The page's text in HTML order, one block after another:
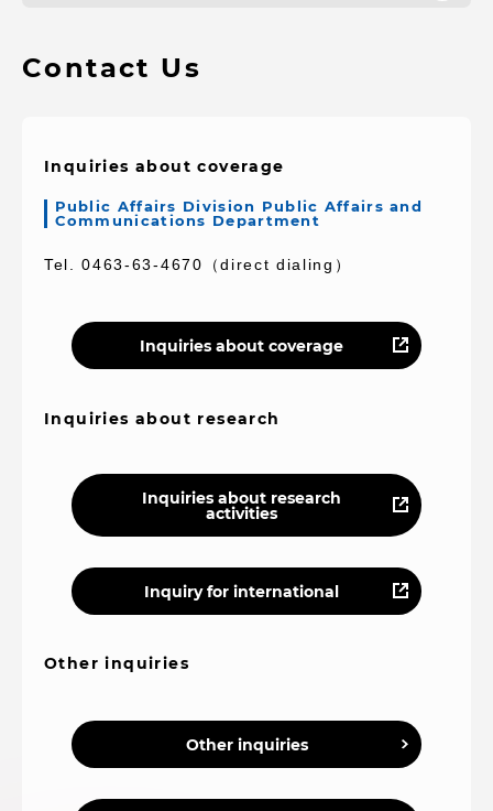
Contact Us
Inquiries about coverage
Public Affairs Division Public Affairs and
Communications Department
Tel. 0463-63-4670（direct dialing）
Inquiries about coverage
Inquiries about research
Inquiries about research
activities
Inquiry for international
Other inquiries
Other inquiries